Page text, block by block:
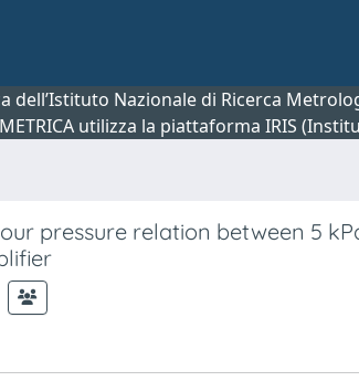
dell’Istituto Nazionale di Ricerca
utilizza la piattaforma IRIS
pressure relation between 5